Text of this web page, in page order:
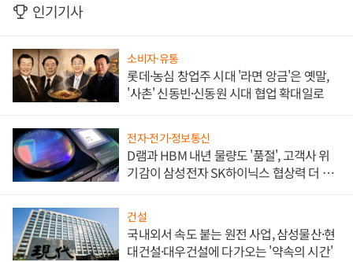
인기기사
소비자·유통
롯데·농심 창업주 시대 '라면 앙금'은 옛말,
'사촌' 신동빈·신동원 시대 협업 확대일로
전자·전기·정보통신
D램과 HBM 내년 물량도 '품절', 고객사 위
기감이 삼성전자 SK하이닉스 협상력 더 키
건설
국내외서 속도 붙는 원전 사업, 삼성물산·현
대건설·대우건설에 다가오는 '약속의 시간'